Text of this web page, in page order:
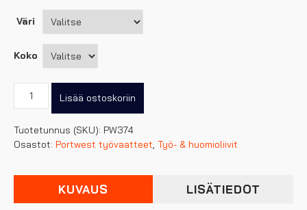
Väri
Koko
PW3
Vis
Kääntöliivi
Lisää ostoskoriin
Tuotetunnus (SKU): PW374
Osastot: Portwest työvaatteet, Työ- & huomioliivit
KUVAUS LISÄTIEDOT